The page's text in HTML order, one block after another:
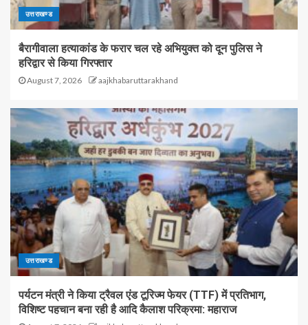
उत्तराखण्ड
बैरागीवाला हत्याकांड के फरार चल रहे अभियुक्त को दून पुलिस ने
हरिद्वार से किया गिरफ्तार
August 7, 2026 aajkhabaruttarakhand
उत्तराखण्ड
पर्यटन मंत्री ने किया ट्रैवल एंड टूरिज्म फेयर (TTF) में प्रतिभाग,
विशिष्ट पहचान बना रही है आदि कैलाश परिक्रमा: महाराज